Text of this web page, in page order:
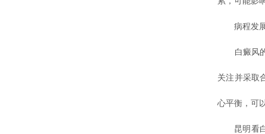
病程发展
白癜风的
关注并采取
心平衡，可
昆明看白